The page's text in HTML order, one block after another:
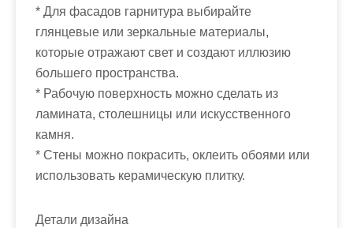
* Для фасадов гарнитура выбирайте
глянцевые или зеркальные материалы,
которые отражают свет и создают иллюзию
большего пространства.
* Рабочую поверхность можно сделать из
ламината, столешницы или искусственного
камня.
* Стены можно покрасить, оклеить обоями или
использовать керамическую плитку.
Детали дизайна